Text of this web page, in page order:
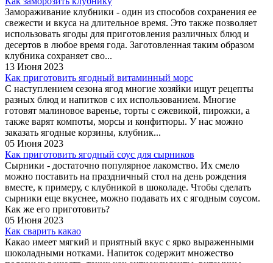
Замораживание клубники - один из способов сохранения ее
свежести и вкуса на длительное время. Это также позволяет
использовать ягоды для приготовления различных блюд и
десертов в любое время года. Заготовленная таким образом
клубника сохраняет сво...
13 Июня 2023
Как приготовить ягодный витаминный морс
С наступлением сезона ягод многие хозяйки ищут рецепты
разных блюд и напитков с их использованием. Многие
готовят малиновое варенье, торты с ежевикой, пирожки, а
также варят компоты, морсы и конфитюры. У нас можно
заказать ягодные корзины, клубник...
05 Июня 2023
Как приготовить ягодный соус для сырников
Сырники - достаточно популярное лакомство. Их смело
можно поставить на праздничный стол на день рождения
вместе, к примеру, с клубникой в шоколаде. Чтобы сделать
сырники еще вкуснее, можно подавать их с ягодным соусом.
Как же его приготовить?
05 Июня 2023
Как сварить какао
Какао имеет мягкий и приятный вкус с ярко выраженными
шоколадными нотками. Напиток содержит множество